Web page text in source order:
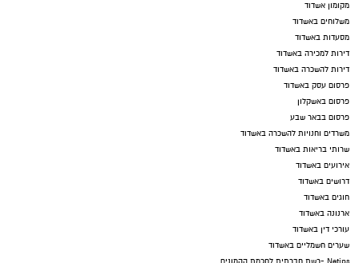
מקומון אשדוד
משלוחים באשדוד
מסעדות באשדוד
דירות למכירה באשדוד
דירות להשכרה באשדוד
פרסום עסק באשדוד
פרסום באשקלון
פרסום בבאר שבע
משרדים וחנויות להשכרה באשדוד
שרותי בריאות באשדוד
אירועים באשדוד
דרושים באשדוד
חוגים באשדוד
ארנונה באשדוד
עורכי דין באשדוד
שערים חשמליים באשדוד